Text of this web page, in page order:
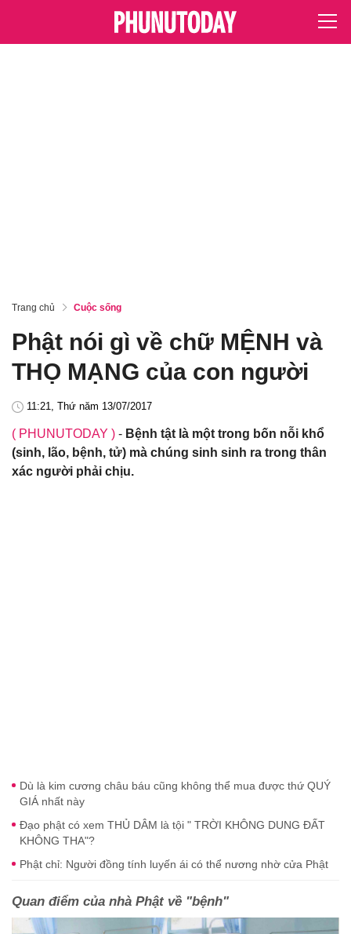
Trang chủ Cuộc sống
Phật nói gì về chữ MỆNH và
THỌ MẠNG của con người
11:21, Thứ năm 13/07/2017
( PHUNUTODAY ) - Bệnh tật là một trong bốn nỗi khổ
(sinh, lão, bệnh, tử) mà chúng sinh sinh ra trong thân
xác người phải chịu.
Dù là kim cương châu báu cũng không thể mua được thứ QUÝ
GIÁ nhất này
Đạo phật có xem THỦ DÂM là tội " TRỜI KHÔNG DUNG ĐẤT
KHÔNG THA"?
Phật chỉ: Người đồng tính luyến ái có thể nương nhờ cửa Phật
Quan điểm của nhà Phật về "bệnh"